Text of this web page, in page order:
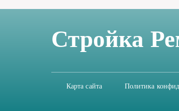
Стройка
Карта сайта Политика